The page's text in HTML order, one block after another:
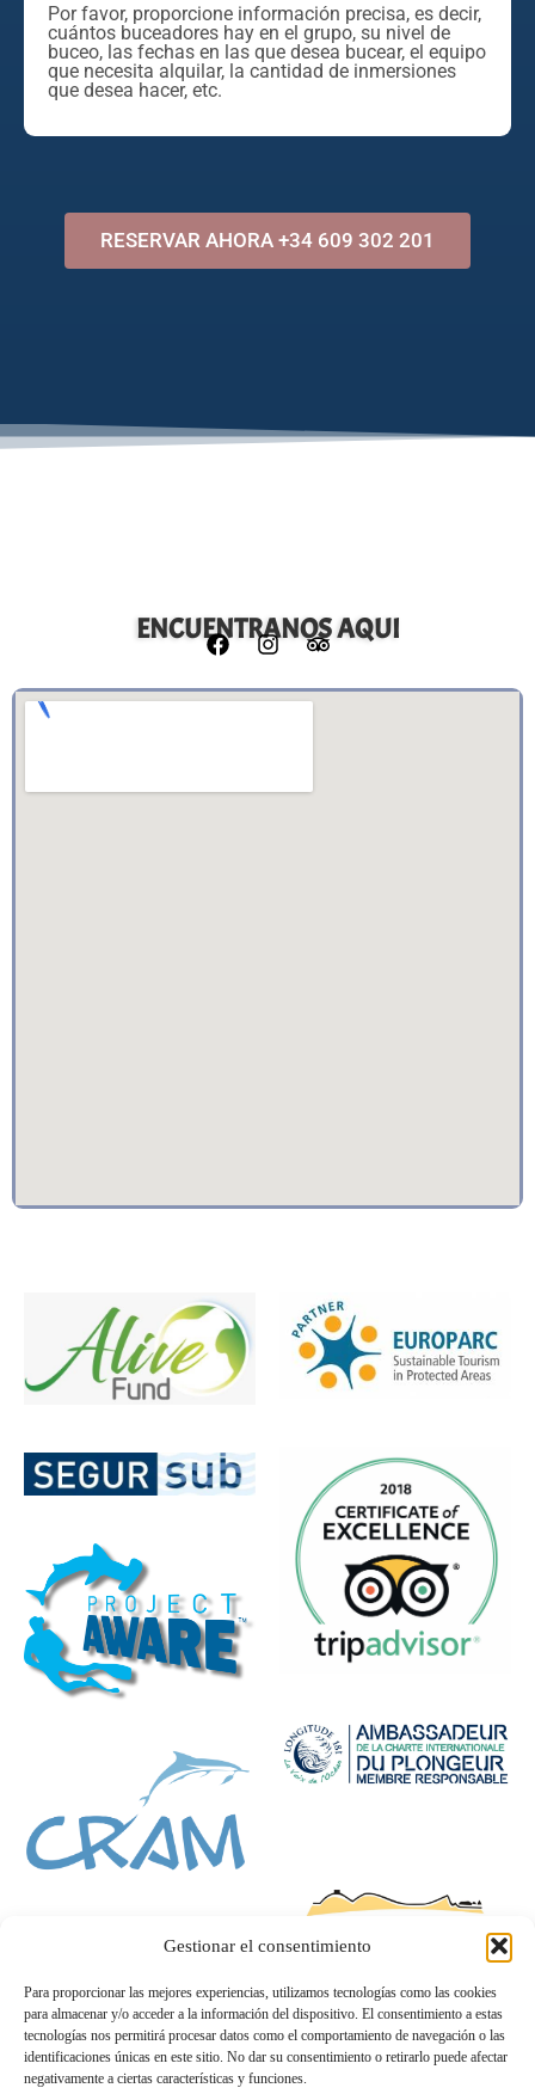
Gestionar el consentimiento
Para proporcionar las mejores experiencias, utilizamos tecnologías como las cookies
para almacenar y/o acceder a la información del dispositivo. El consentimiento a estas
tecnologías nos permitirá procesar datos como el comportamiento de navegación o las
identificaciones únicas en este sitio. No dar su consentimiento o retirarlo puede afectar
negativamente a ciertas características y funciones.
Por favor, proporcione información precisa, es decir,
cuántos buceadores hay en el grupo, su nivel de
buceo, las fechas en las que desea bucear, el equipo
que necesita alquilar, la cantidad de inmersiones
que desea hacer, etc.
RESERVAR AHORA +34 609 302 201
ENCUENTRANOS AQUI